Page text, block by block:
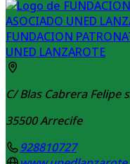
FUNDACION
UNED LANZAROTE
C/ Blas Cabrera Felipe
35500Arrecife
928810727